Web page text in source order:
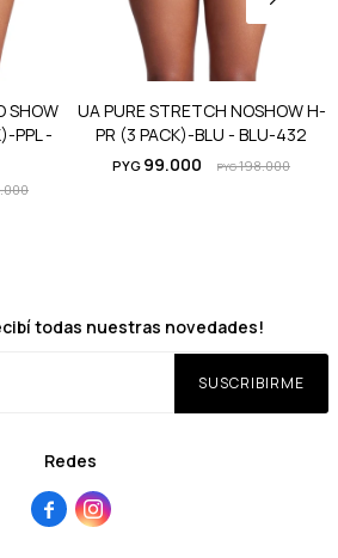
SHOW
PPL -
UA PURE STRETCH NOSHOW H-
PR (3 PACK)-BLU - BLU-432
PYG 99.000 PYG198.000
Redes
 
todas nuestras novedades!
SUSCRIBIRME